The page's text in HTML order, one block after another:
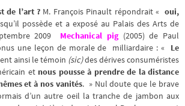
de l’art ? M. François Pinault répondrait « oui,
possède et a exposé au Palais des Arts de
2009 Mechanical pig (2005) de Paul
une leçon de morale de milliardaire : «
Le
ainsi le témoin (sic)des dérives consuméristes
et nous pousse à prendre de la distance
et à nos vanités. » Nul doute que le brave
d’un autre oeil la tranche de jambon aux